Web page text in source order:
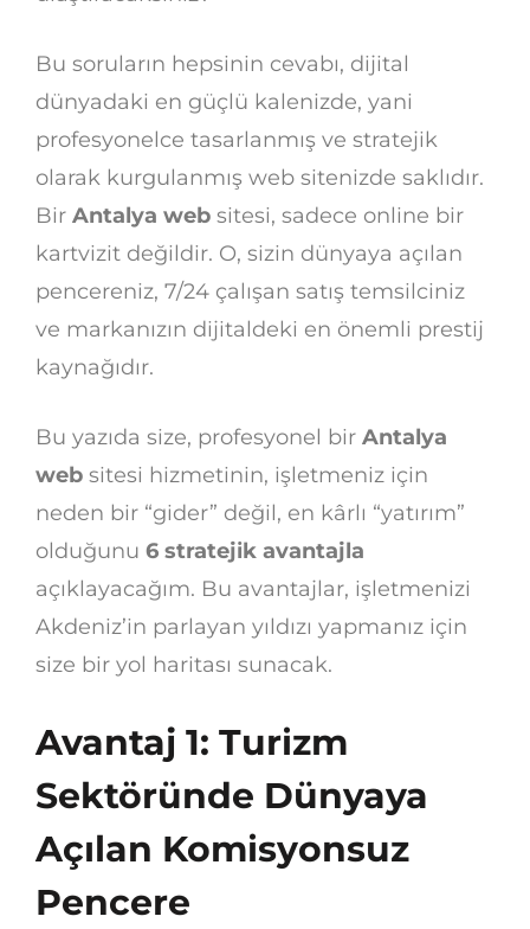
Bu soruların hepsinin cevabı, dijital
dünyadaki en güçlü kalenizde, yani
profesyonelce tasarlanmış ve stratejik
olarak kurgulanmış web sitenizde saklıdır.
Bir Antalya web sitesi, sadece online bir
kartvizit değildir. O, sizin dünyaya açılan
pencereniz, 7/24 çalışan satış temsilciniz
ve markanızın dijitaldeki en önemli prestij
kaynağıdır.
Bu yazıda size, profesyonel bir Antalya
web sitesi hizmetinin, işletmeniz için
neden bir “gider” değil, en kârlı “yatırım”
olduğunu 6 stratejik avantajla
açıklayacağım. Bu avantajlar, işletmenizi
Akdeniz’in parlayan yıldızı yapmanız için
size bir yol haritası sunacak.
Avantaj 1: Turizm
Sektöründe Dünyaya
Açılan Komisyonsuz
Pencere